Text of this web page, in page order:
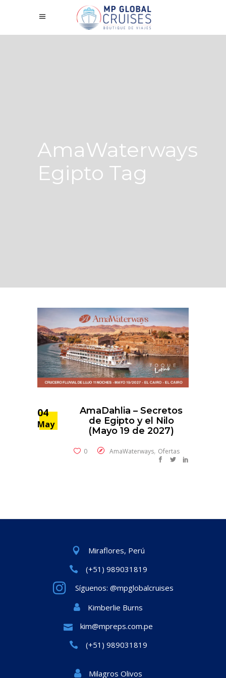
AmaWaterways
Egipto Tag
04
May
AmaDahlia – Secretos
de Egipto y el Nilo
(Mayo 19 de 2027)
0 AmaWaterways, Ofertas
Miraflores, Perú
(+51) 989031819
Síguenos: @mpglobalcruises
Kimberlie Burns
kim@mpreps.com.pe
(+51) 989031819
Milagros Olivos